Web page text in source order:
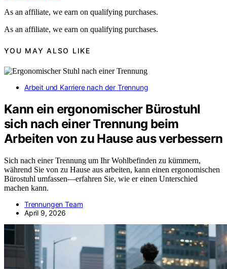
As an affiliate, we earn on qualifying purchases.
As an affiliate, we earn on qualifying purchases.
YOU MAY ALSO LIKE
Arbeit und Karriere nach der Trennung
Kann ein ergonomischer Bürostuhl
sich nach einer Trennung beim
Arbeiten von zu Hause aus verbessern
Sich nach einer Trennung um Ihr Wohlbefinden zu kümmern,
während Sie von zu Hause aus arbeiten, kann einen ergonomischen
Bürostuhl umfassen—erfahren Sie, wie er einen Unterschied
machen kann.
Trennungen Team
April 9, 2026